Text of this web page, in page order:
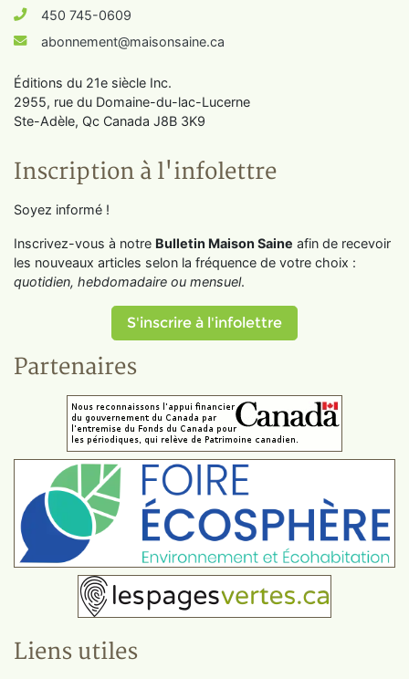
450 745-0609
abonnement@maisonsaine.ca
Éditions du 21e siècle Inc.
2955, rue du Domaine-du-lac-Lucerne
Ste-Adèle, Qc Canada J8B 3K9
Inscription à l'infolettre
Soyez informé !
Inscrivez-vous à notre Bulletin Maison Saine afin de recevoir
les nouveaux articles selon la fréquence de votre choix :
quotidien, hebdomadaire ou mensuel.
S'inscrire à l'infolettre
Partenaires
Liens utiles